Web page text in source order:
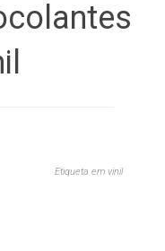
Etiqueta em vinil